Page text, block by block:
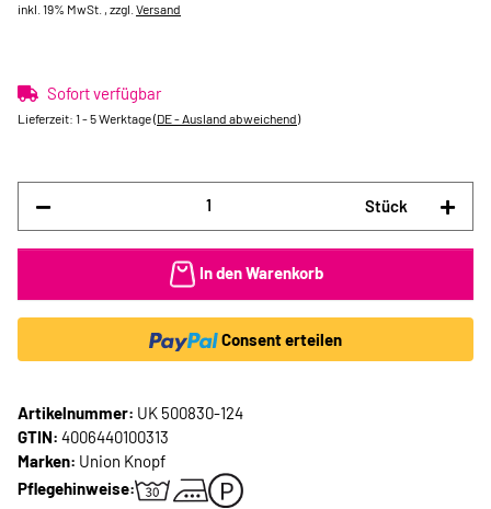
inkl. 19% MwSt. , zzgl. Versand
Sofort verfügbar
Lieferzeit: 1 - 5 Werktage(DE - Ausland abweichend)
Stück
In den Warenkorb
Consent erteilen
Artikelnummer: UK 500830-124
GTIN: 4006440100313
Marken: Union Knopf
Pflegehinweise: